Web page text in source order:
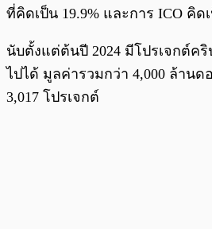
ที่คิดเป็น 19.9% และการ ICO คิด
นับตั้งแต่ต้นปี 2024 มีโปรเจกต์ค
ไปได้ มูลค่ารวมกว่า 4,000 ล้าน
3,017 โปรเจกต์